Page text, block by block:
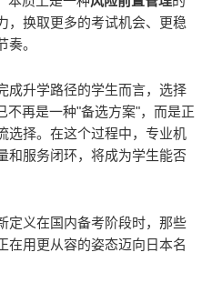
，换取更多的考试机会、更稳
。
成升学路径的学生而言，选择
不再是一种"备选方案"，而是正
选择。在这个过程中，专业机
和服务闭环，将成为学生能否
定义在国内备考阶段时，那些
在用更从容的姿态迈向日本名